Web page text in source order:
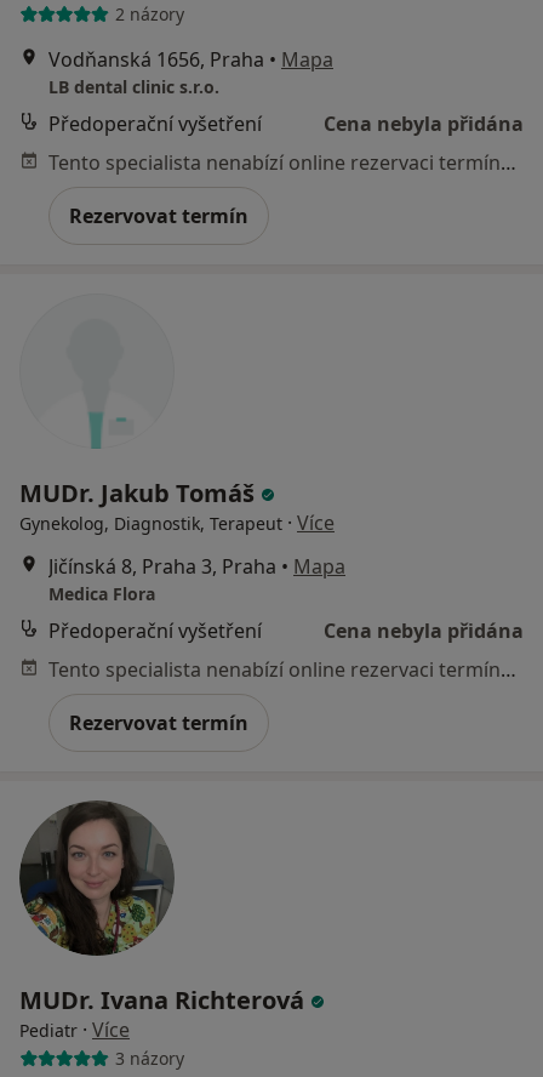
2 názory
Vodňanská 1656, Praha • Mapa
LB dental clinic s.r.o.
Předoperační vyšetření
Cena nebyla přidána
Tento specialista nenabízí online rezervaci termínu na této adrese.
Rezervovat termín
MUDr. Jakub Tomáš
Gynekolog, Diagnostik, Terapeut · Více
Jičínská 8, Praha 3, Praha • Mapa
Medica Flora
Předoperační vyšetření
Cena nebyla přidána
Tento specialista nenabízí online rezervaci termínu na této adrese.
Rezervovat termín
MUDr. Ivana Richterová
Pediatr · Více
3 názory